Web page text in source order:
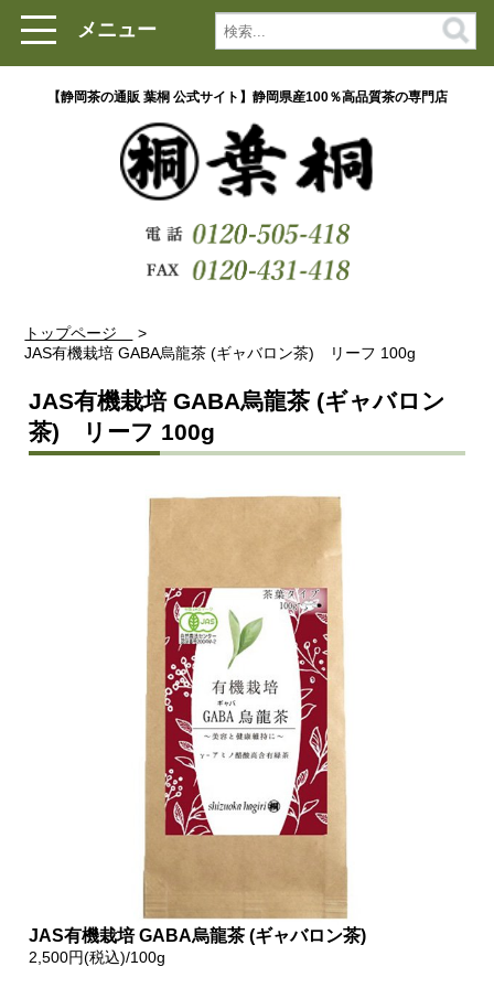
メニュー
【静岡茶の通販 葉桐 公式サイト】静岡県産100％高品質茶の専門店
トップページ
JAS有機栽培 GABA烏龍茶 (ギャバロン茶) リーフ 100g
JAS有機栽培 GABA烏龍茶 (ギャバロン
茶) リーフ 100g
JAS有機栽培 GABA烏龍茶 (ギャバロン茶)
2,500円(税込)/100g